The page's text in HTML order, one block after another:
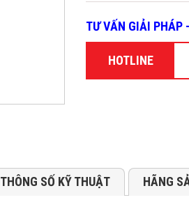
TƯ VẤN GIẢI PHÁP
HOTLINE
THÔNG SỐ KỸ THUẬT HÃNG